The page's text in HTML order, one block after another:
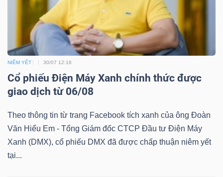
NIÊM YẾT 30/07 12:16
Cổ phiếu Điện Máy Xanh chính thức được
giao dịch từ 06/08
Theo thông tin từ trang Facebook tích xanh của ông Đoàn
Văn Hiểu Em - Tổng Giám đốc CTCP Đầu tư Điện Máy
Xanh (DMX), cổ phiếu DMX đã được chấp thuận niêm yết
tại...
CHĂM
SÓC
SỨC
KHỎE
TÀI
CHÍNH